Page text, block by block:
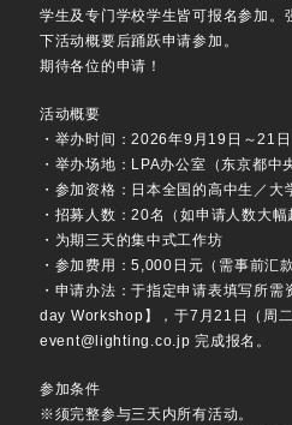
学生及专门学校学生皆可报名参加。
下活动概要后踊跃申请参加。
期待各位的申请！
活动概要
・举办时间：2026年9月19日～21
・举办场地：LPA办公室（东京都中
・参加资格：日本全国的高中生／大
・招募人数：20名（如申请人数大幅
・为期三天的集中式工作坊
・参加费用：5,000日元（需事前汇款
・申请办法：于指定申请表填写所
day Workshop】，于7月21日（周
event@lighting.co.jp 完成报名。
参加条件
※须完整参与三天内所有活动。